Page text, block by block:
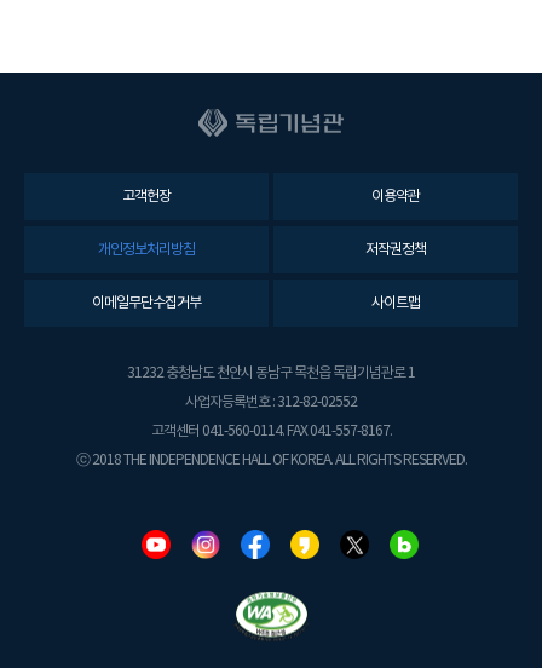
고객헌장 이용약관
개인정보처리방침 저작권정책
이메일무단수집거부 사이트맵
31232 충청남도 천안시 동남구 목천읍 독립기념관로 1
사업자등록번호 : 312-82-02552
고객센터 041-560-0114. FAX 041-557-8167.
ⓒ 2018 THE INDEPENDENCE HALL OF KOREA. ALL RIGHTS RESERVED.